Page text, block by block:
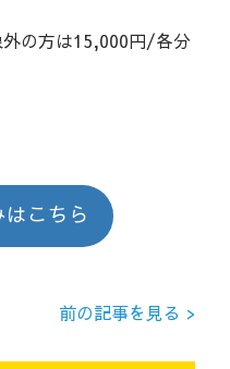
の方は15,000円/各分
こちら
前の記事を見る >